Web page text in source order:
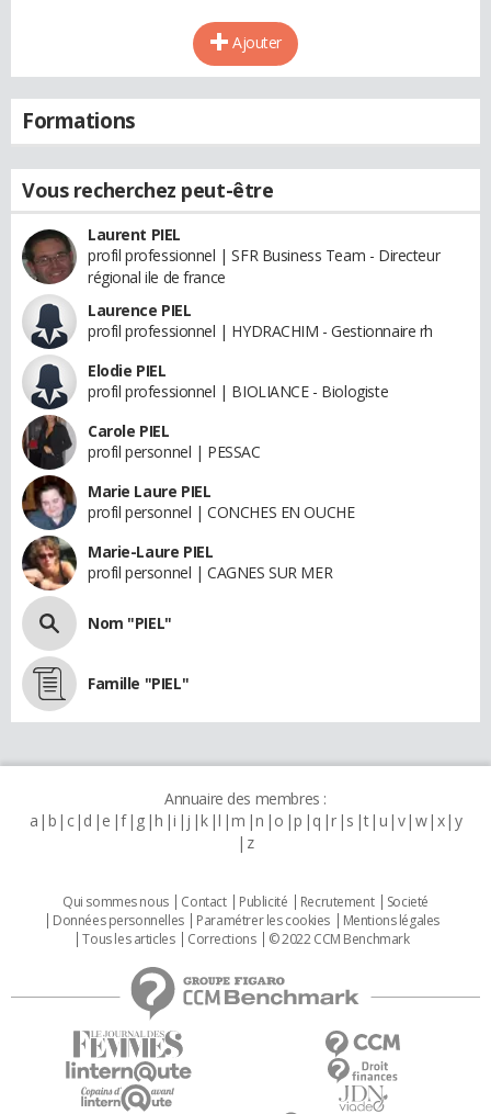
Ajouter
Formations
Vous recherchez peut-être
Laurent PIEL
profil professionnel | SFR Business Team - Directeur
régional ile de france
Laurence PIEL
profil professionnel | HYDRACHIM - Gestionnaire rh
Elodie PIEL
profil professionnel | BIOLIANCE - Biologiste
Carole PIEL
profil personnel | PESSAC
Marie Laure PIEL
profil personnel | CONCHES EN OUCHE
Marie-Laure PIEL
profil personnel | CAGNES SUR MER
Nom "PIEL"
Famille "PIEL"
Annuaire des membres :
a b c d e f g h i j k l m n o p q r s t u v w x y
z
Qui sommes nous Contact Publicité Recrutement
Societé
Données personnelles
Paramétrer les cookies
Mentions légales
Tous les articles
Corrections © 2022 CCM Benchmark